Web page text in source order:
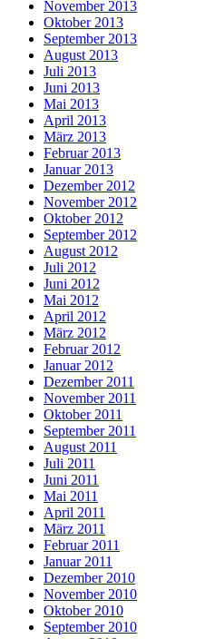
November 2013
Oktober 2013
September 2013
August 2013
Juli 2013
Juni 2013
Mai 2013
April 2013
März 2013
Februar 2013
Januar 2013
Dezember 2012
November 2012
Oktober 2012
September 2012
August 2012
Juli 2012
Juni 2012
Mai 2012
April 2012
März 2012
Februar 2012
Januar 2012
Dezember 2011
November 2011
Oktober 2011
September 2011
August 2011
Juli 2011
Juni 2011
Mai 2011
April 2011
März 2011
Februar 2011
Januar 2011
Dezember 2010
November 2010
Oktober 2010
September 2010